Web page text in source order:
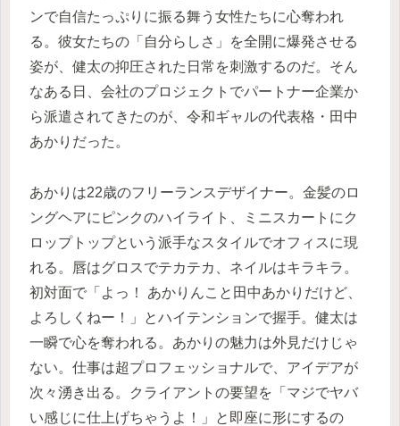
ンで自信たっぷりに振る舞う女性たちに心奪われ
る。彼女たちの「自分らしさ」を全開に爆発させる
姿が、健太の抑圧された日常を刺激するのだ。そん
なある日、会社のプロジェクトでパートナー企業か
ら派遣されてきたのが、令和ギャルの代表格・田中
あかりだった。
あかりは22歳のフリーランスデザイナー。金髪のロ
ングヘアにピンクのハイライト、ミニスカートにク
ロップトップという派手なスタイルでオフィスに現
れる。唇はグロスでテカテカ、ネイルはキラキラ。
初対面で「よっ！ あかりんこと田中あかりだけど、
よろしくねー！」とハイテンションで握手。健太は
一瞬で心を奪われる。あかりの魅力は外見だけじゃ
ない。仕事は超プロフェッショナルで、アイデアが
次々湧き出る。クライアントの要望を「マジでヤバ
い感じに仕上げちゃうよ！」と即座に形にするの